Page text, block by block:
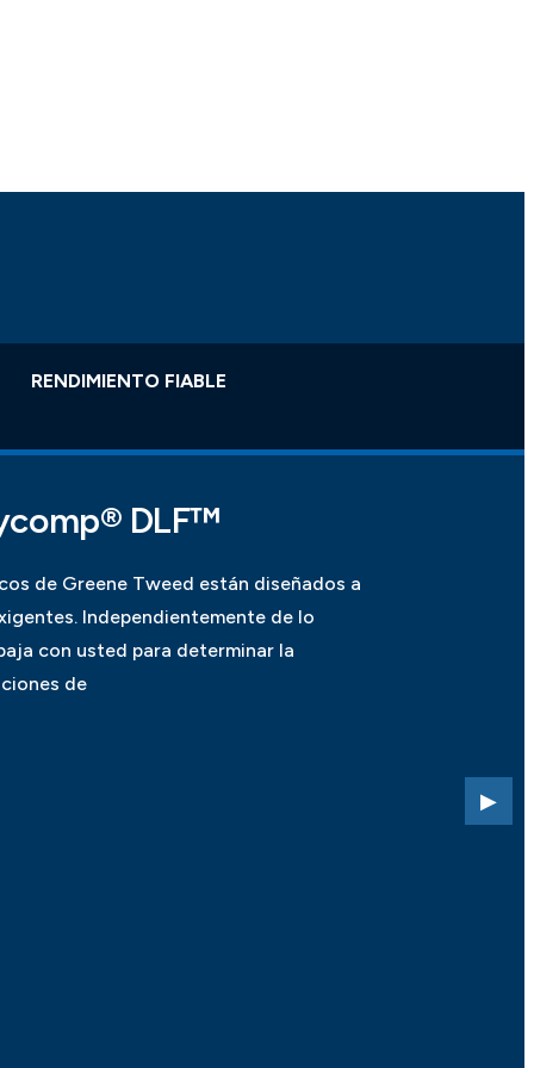
RENDIMIENTO FIABLE
DLF™
de Greene Tweed están diseñados a
Independientemente de lo
con usted para determinar la
de